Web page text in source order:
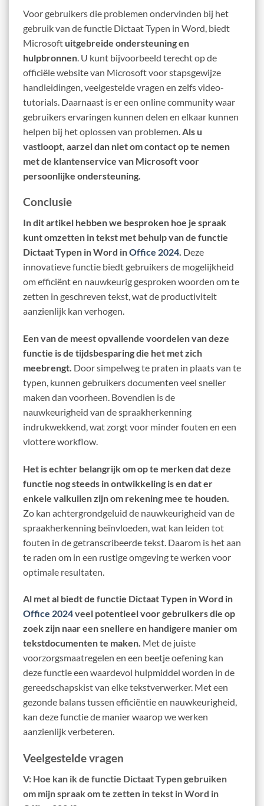
Voor gebruikers die problemen ondervinden bij het
gebruik van de functie Dictaat Typen in Word, biedt
Microsoft uitgebreide ondersteuning en
hulpbronnen . U kunt bijvoorbeeld terecht op de
officiële website van Microsoft voor stapsgewijze
handleidingen, veelgestelde vragen en zelfs video-
tutorials. Daarnaast is er een online community waar
gebruikers ervaringen kunnen delen en elkaar kunnen
helpen bij het oplossen van problemen. Als u
vastloopt, aarzel dan niet om contact op te nemen
met de klantenservice van Microsoft voor
persoonlijke ondersteuning.
Conclusie
In dit artikel hebben we besproken hoe je spraak
kunt omzetten in tekst met behulp van de functie
Dictaat Typen in Word inOffice 2024. Deze
innovatieve functie biedt gebruikers de mogelijkheid
om efficiënt en nauwkeurig gesproken woorden om te
zetten in geschreven tekst, wat de productiviteit
aanzienlijk kan verhogen.
Een van de meest opvallende voordelen van deze
functie is de tijdsbesparing die het met zich
meebrengt. Door simpelweg te praten in plaats van te
typen, kunnen gebruikers documenten veel sneller
maken dan voorheen. Bovendien is de
nauwkeurigheid van de spraakherkenning
indrukwekkend, wat zorgt voor minder fouten en een
vlottere workflow.
Het is echter belangrijk om op te merken dat deze
functie nog steeds in ontwikkeling is en dat er
enkele valkuilen zijn om rekening mee te houden.
Zo kan achtergrondgeluid de nauwkeurigheid van de
spraakherkenning beïnvloeden, wat kan leiden tot
fouten in de getranscribeerde tekst. Daarom is het aan
te raden om in een rustige omgeving te werken voor
optimale resultaten.
Al met al biedt de functie Dictaat Typen in Word in
Office 2024veel potentieel voor gebruikers die op
zoek zijn naar een snellere en handigere manier om
tekstdocumenten te maken. Met de juiste
voorzorgsmaatregelen en een beetje oefening kan
deze functie een waardevol hulpmiddel worden in de
gereedschapskist van elke tekstverwerker. Met een
gezonde balans tussen efficiëntie en nauwkeurigheid,
kan deze functie de manier waarop we werken
aanzienlijk verbeteren.
Veelgestelde vragen
V: Hoe kan ik de functie Dictaat Typen gebruiken
om mijn spraak om te zetten in tekst in Word in